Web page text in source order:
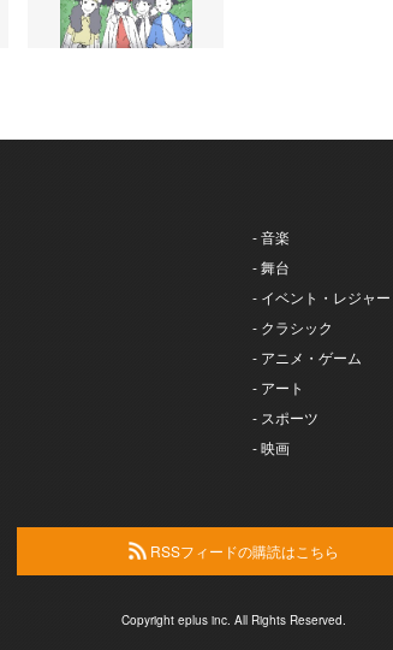
- 音楽
- 舞台
- イベント・レジャー
- クラシック
- アニメ・ゲーム
- アート
- スポーツ
- 映画
RSSフィードの購読はこちら
Copyright eplus inc. All Rights Reserved.